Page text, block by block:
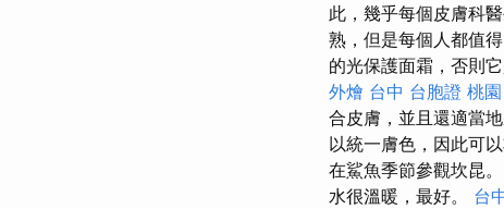
此，幾乎每個皮膚科
熟，但是每個人都值
的光保護面霜，否則
外燴 台中 台胞證 桃園
合皮膚，並且還適當
以統一膚色，因此可
在鯊魚季節參觀坎昆。
水很溫暖，最好。 台